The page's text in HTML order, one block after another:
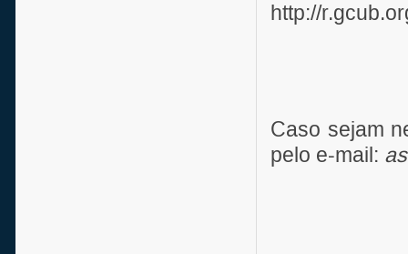
http://
Caso sejam
pelo e-mail: